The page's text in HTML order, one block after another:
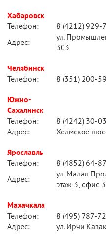
Хабаровск
Телефон:
8 (4212) 929-
Адрес:
ул.
303
Челябинск
Телефон:
8 (351) 200-
Южно-
Сахалинск
Телефон:
8 (4242) 30-
Адрес:
Холмское
Ярославль
Телефон:
8 (4852) 64-
Адрес:
ул. Малая
этаж 3, офис
Махачкала
Телефон:
8 (495) 787-
Адрес:
ул. Ирчи